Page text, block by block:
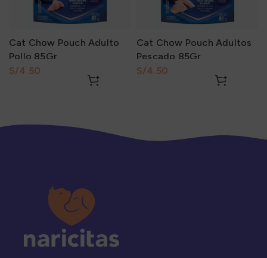
Cat Chow Pouch Adulto
Pollo 85Gr
S/
Cat Chow Pouch Adultos
Pescado 85Gr
S/